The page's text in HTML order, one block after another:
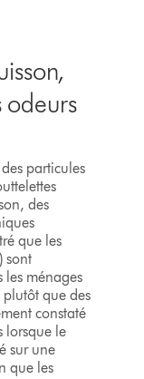
odeurs
particules
des
que les
) sont
les ménages
que des
constaté
lorsque le
sur une
que les